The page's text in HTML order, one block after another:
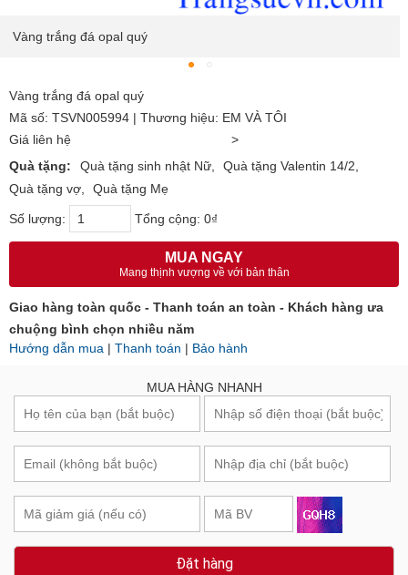
Vàng trắng đá opal quý
Vàng trắng đá opal quý
Mã số: TSVN005994 | Thương hiệu: EM VÀ TÔI
Giá liên hệ
>
Quà tặng:
Quà tặng sinh nhật Nữ
Quà tặng Valentin 14/2
Quà tặng vợ
Quà tặng Mẹ
Số lượng: Tổng cộng: 0₫
MUA NGAY
Mang thịnh vượng về với bản thân
Giao hàng toàn quốc - Thanh toán an toàn - Khách hàng ưa
chuộng bình chọn nhiều năm
Hướng dẫn mua | Thanh toán | Bảo hành
MUA HÀNG NHANH
Đặt hàng